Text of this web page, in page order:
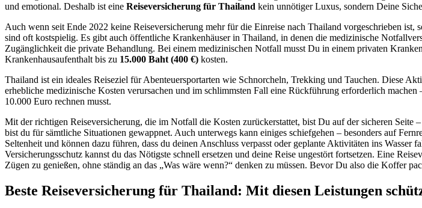
und emotional. Deshalb ist eine Reiseversicherung für Thailand kein unnötiger Luxus, sondern Deine
Auch wenn seit Ende 2022 keine Reiseversicherung mehr für die Einreise nach Thailand vorgeschrieben
sind oft kostspielig. Es gibt auch öffentliche Krankenhäuser in Thailand, in denen die medizinische
Zugänglichkeit die private Behandlung. Bei einem medizinischen Notfall musst Du in einem privaten
Krankenhausaufenthalt bis zu 15.000 Baht (400 €) kosten.
Thailand ist ein ideales Reiseziel für Abenteuersportarten wie Schnorcheln, Trekking und Tauchen. Diese
erhebliche medizinische Kosten verursachen und im schlimmsten Fall eine Rückführung erforderlich
10.000 Euro rechnen musst.
Mit der richtigen Reiseversicherung, die im Notfall die Kosten zurückerstattet, bist Du auf der sicheren
bist du für sämtliche Situationen gewappnet. Auch unterwegs kann einiges schiefgehen – besonders auf
Seltenheit und können dazu führen, dass du deinen Anschluss verpasst oder geplante Aktivitäten ins
Versicherungsschutz kannst du das Nötigste schnell ersetzen und deine Reise ungestört fortsetzen. Eine
Zügen zu genießen, ohne ständig an das „Was wäre wenn?“ denken zu müssen. Bevor Du also die Koffer
Beste Reiseversicherung für Thailand: Mit diesen Leistungen